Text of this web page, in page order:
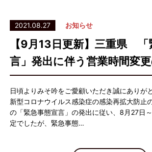
2021.08.27 お知らせ
【9月13日更新】三重県 「
言」発出に伴う営業時間変
日頃よりみそ吟をご愛顧いただき誠にありが
新型コロナウイルス感染症の感染再拡大防止
の「緊急事態宣言」の発出に従い、8月27日
定でしたが、緊急事態…